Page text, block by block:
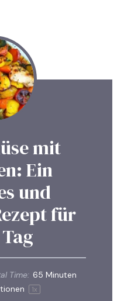
mit
Ein
und
für
Time: 65 Minuten
1x